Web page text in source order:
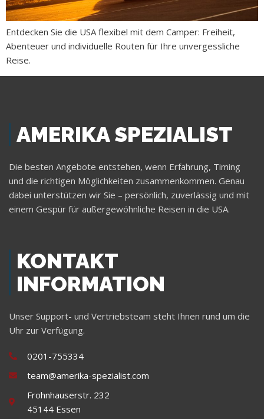
Entdecken Sie die USA flexibel mit dem Camper: Freiheit,
Abenteuer und individuelle Routen für Ihre unvergessliche
Reise.
AMERIKA SPEZIALIST
Die besten Angebote entstehen, wenn Erfahrung, Timing
und die richtigen Möglichkeiten zusammenkommen. Genau
dabei unterstützen wir Sie – persönlich, zuverlässig und mit
einem Gespür für außergewöhnliche Reisen in die USA.
KONTAKT
INFORMATION
Unser Support- und Vertriebsteam steht Ihnen rund um die
Uhr zur Verfügung.
0201-755334
team@amerika-spezialist.com
Frohnhauserstr. 232
45144 Essen